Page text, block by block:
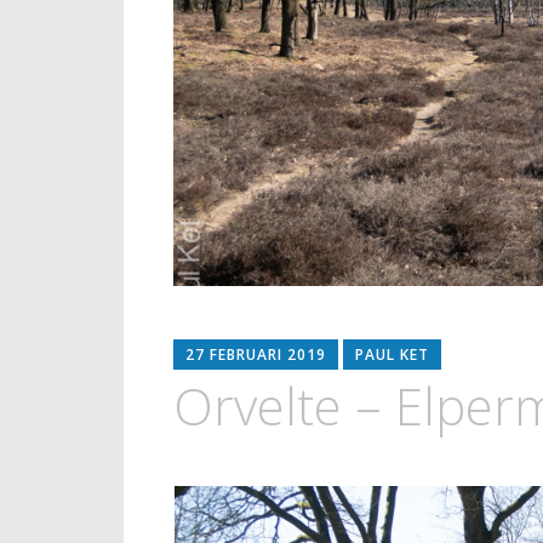
27 FEBRUARI 2019 PAUL KET
Orvelte –